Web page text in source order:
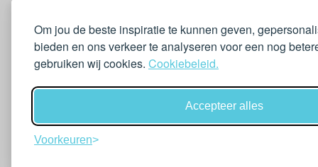
Om jou de beste inspiratie te kunnen geven,
bieden en ons verkeer te analyseren voor een nog
gebruiken wij cookies. Cookiebeleid.
Accepteer alles
Voorkeuren